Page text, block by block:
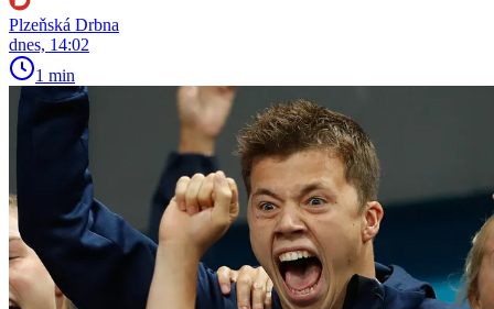
Plzeňská Drbna
dnes, 14:02
1 min